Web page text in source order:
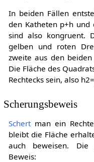
In beiden Fällen
den Katheten p+h und
sind also kongruent.
gelben und roten
zweite aus den
Die Fläche des
Rechtecks sein, also h2=
Scherungsbeweis
Schertman ein
bleibt die Fläche
auch beweisen. Die
Beweis: